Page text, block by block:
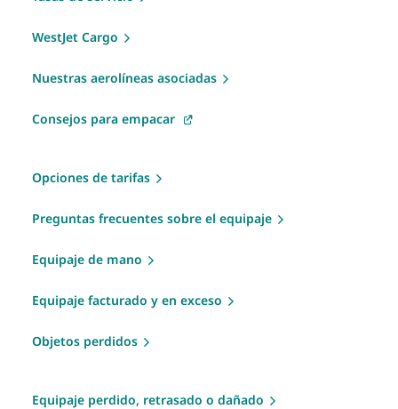
WestJet Cargo
Nuestras aerolíneas asociadas
Consejos para empacar
Opciones de tarifas
Preguntas frecuentes sobre el equipaje
Equipaje de mano
Equipaje facturado y en exceso
Objetos perdidos
Equipaje perdido, retrasado o dañado